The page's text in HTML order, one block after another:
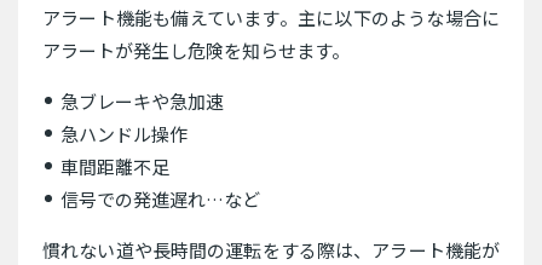
アラート機能も備えています。主に以下のような場合に
アラートが発生し危険を知らせます。
急ブレーキや急加速
急ハンドル操作
車間距離不足
信号での発進遅れ…など
慣れない道や長時間の運転をする際は、アラート機能が